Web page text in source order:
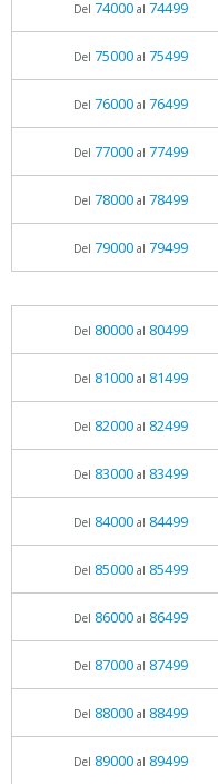
Del 74000al 74499
Del 75000al 75499
Del 76000al 76499
Del 77000al 77499
Del 78000al 78499
Del 79000al 79499
Del 80000al 80499
Del 81000al 81499
Del 82000al 82499
Del 83000al 83499
Del 84000al 84499
Del 85000al 85499
Del 86000al 86499
Del 87000al 87499
Del 88000al 88499
Del 89000al 89499